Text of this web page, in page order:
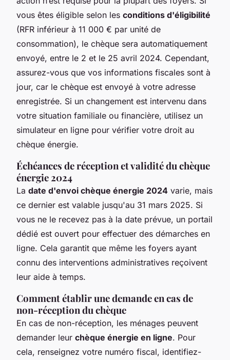
vous êtes éligible selon les conditions d'éligibilité
(RFR inférieur à 11 000 € par unité de
consommation), le chèque sera automatiquement
envoyé, entre le 2 et le 25 avril 2024. Cependant,
assurez-vous que vos informations fiscales sont à
jour, car le chèque est envoyé à votre adresse
enregistrée. Si un changement est intervenu dans
votre situation familiale ou financière, utilisez un
simulateur en ligne pour vérifier votre droit au
chèque énergie.
Échéances de réception et validité du chèque
énergie 2024
La date d'envoi chèque énergie 2024 varie, mais
ce dernier est valable jusqu'au 31 mars 2025. Si
vous ne le recevez pas à la date prévue, un portail
dédié est ouvert pour effectuer des démarches en
ligne. Cela garantit que même les foyers ayant
connu des interventions administratives reçoivent
leur aide à temps.
Comment établir une demande en cas de
non-réception du chèque
En cas de non-réception, les ménages peuvent
demander leur chèque énergie en ligne. Pour
cela, renseignez votre numéro fiscal, identifiez-